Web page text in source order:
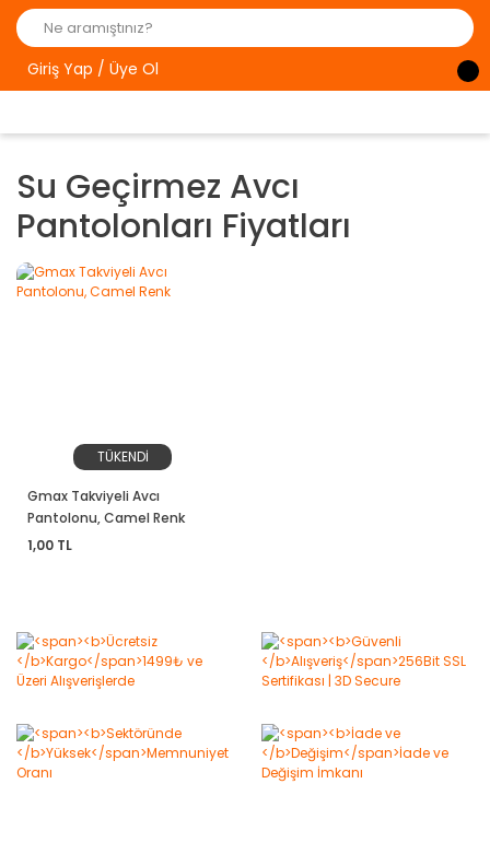
Giriş Yap / Üye Ol
Su Geçirmez Avcı
Pantolonları Fiyatları
TÜKENDİ
Gmax Takviyeli Avcı
Pantolonu, Camel Renk
1,00 TL